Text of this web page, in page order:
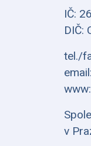
IČ:
DIČ:
tel./
email:
www:
v